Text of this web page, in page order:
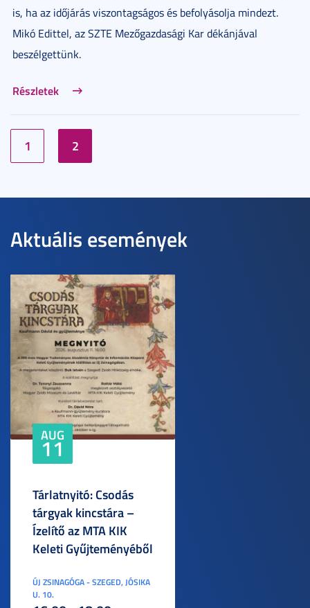
is, ha az időjárás viszontagságos és befolyásolja mindezt.
Mikó Edittel, az SZTE Mezőgazdasági Kar dékánjával
beszélgettünk.
Részletek
1 2
Aktuális események
AUG
11
Tárlatnyitó: Csodás
tárgyak kincstára –
Ízelítő az MTA KIK
Keleti Gyűjteményéből
ÚJ ZSINAGÓGA - SZEGED, JÓSIKA
U. 10.